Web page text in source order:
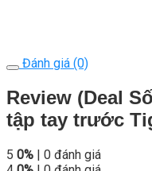
Đánh giá (0)
Review (Deal
tập tay trước
5 0% | 0 đánh giá